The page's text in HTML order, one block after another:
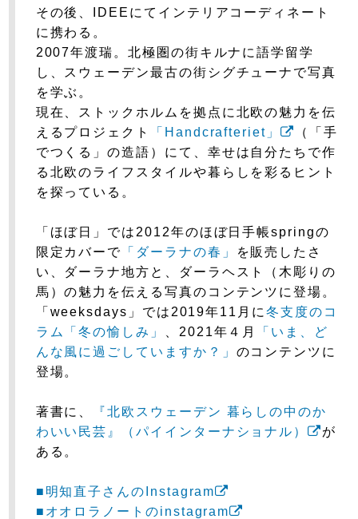
その後、IDEEにてインテリアコーディネート
に携わる。
2007年渡瑞。北極圏の街キルナに語学留学
し、 スウェーデン最古の街シグチューナで写真
を学ぶ。
現在、ストックホルムを拠点に 北欧の魅力を伝
えるプロジェクト
「Handcrafteriet」
（「手
でつくる」の造語）にて、 幸せは自分たちで作
る北欧のライフスタイルや暮らしを彩るヒント
を探っている。
「ほぼ日」では 2012年のほぼ日手帳springの
限定カバーで 「ダーラナの春」
を販売したさ
い、 ダーラナ地方と、ダーラヘスト（木彫りの
馬）の魅力を伝える写真のコンテンツに登場。
「weeksdays」では2019年11月に 冬支度のコ
ラム「冬の愉しみ」
2021年４月
「いま、ど
んな風に過ごしていますか？」 のコンテンツに
登場。
著書に、
『北欧スウェーデン 暮らしの中のか
わいい民芸』（パイインターナショナル）
が
ある。
■明知直子さんのInstagram
■オオロラノートのinstagram